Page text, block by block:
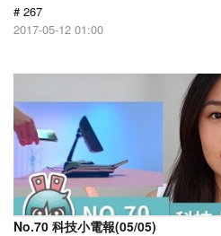
# 267
2017-05-12 01:00
No.70 科技小電報(05/05)